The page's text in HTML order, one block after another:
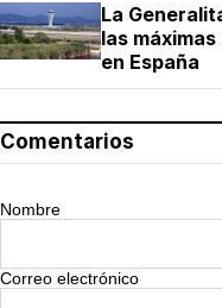
La
las
en España
Comentarios
Nombre
Correo electrónico